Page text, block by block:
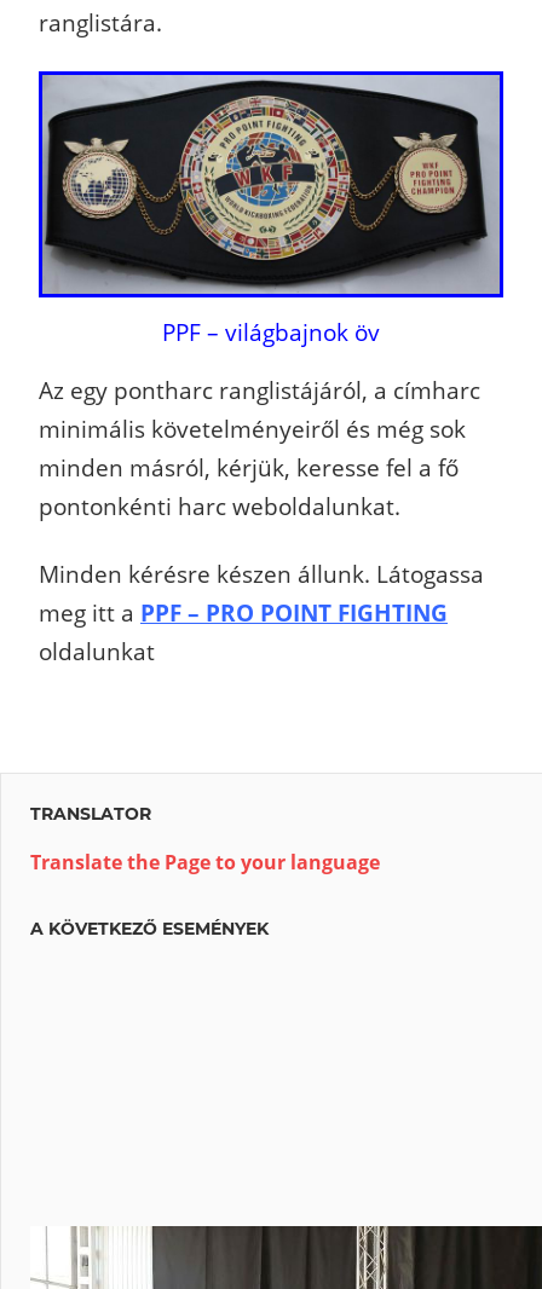
ranglistára.
PPF – világbajnok öv
Az egy pontharc ranglistájáról, a címharc
minimális követelményeiről és még sok
minden másról, kérjük, keresse fel a fő
pontonkénti harc weboldalunkat.
Minden kérésre készen állunk. Látogassa
meg itt a PPF – PRO POINT FIGHTING
oldalunkat
TRANSLATOR
Translate the Page to your language
A KÖVETKEZŐ ESEMÉNYEK